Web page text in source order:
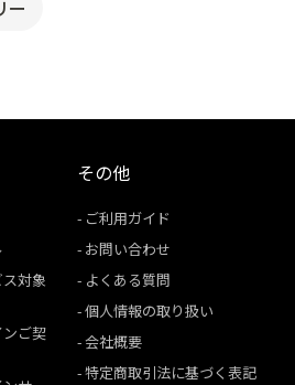
ー
対象
ご契
その他
ご利用ガイド
お問い合わせ
よくある質問
個人情報の取り扱い
会社概要
特定商取引法に基づく表記